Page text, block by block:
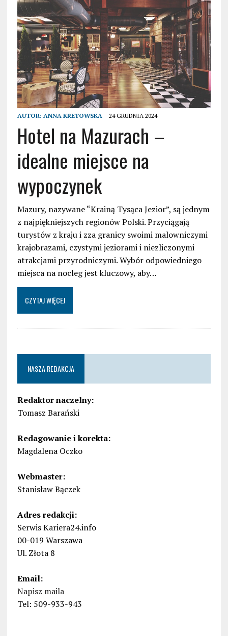
AUTOR: ANNA KRETOWSKA 24 GRUDNIA 2024
Hotel na Mazurach –
idealne miejsce na
wypoczynek
Mazury, nazywane “Krainą Tysąca Jezior”, są jednym
z najpiękniejszych regionów Polski. Przyciągają
turystów z kraju i zza granicy swoimi malowniczymi
krajobrazami, czystymi jeziorami i niezliczonymi
atrakcjami przyrodniczymi. Wybór odpowiedniego
miejsca na nocleg jest kluczowy, aby…
CZYTAJ WIĘCEJ
NASZA REDAKCJA
Redaktor naczelny:
Tomasz Barański
Redagowanie i korekta:
Magdalena Oczko
Webmaster:
Stanisław Bączek
Adres redakcji:
Serwis Kariera24.info
00-019 Warszawa
Ul. Złota 8
Email:
Napisz maila
Tel: 509-933-943